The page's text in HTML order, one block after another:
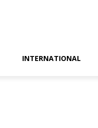
INTERNATIONAL